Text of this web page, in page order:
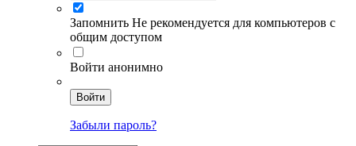
Запомнить Не рекомендуется для компьютеров с
общим доступом
Войти анонимно
Войти
Забыли пароль?